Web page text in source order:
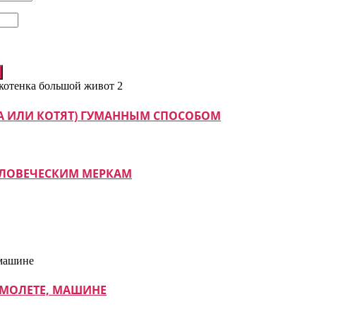
ИЛИ КОТЯТ) ГУМАННЫМ СПОСОБОМ
МЕРКАМ
МАШИНЕ